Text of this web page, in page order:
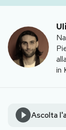
AREA
Area
Hai
in
Ascolta